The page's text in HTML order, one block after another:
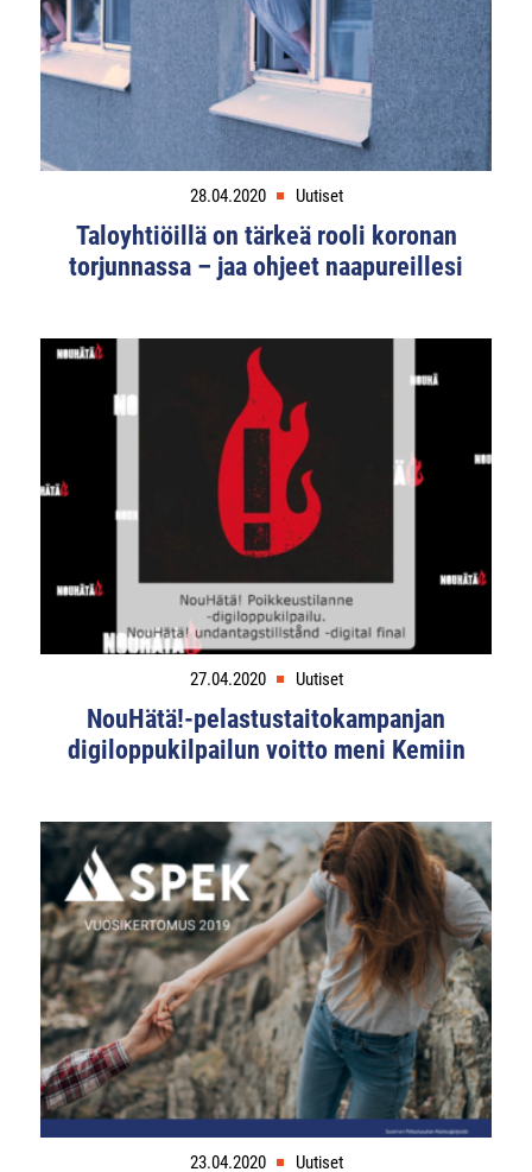
28.04.2020 Uutiset
Taloyhtiöillä on tärkeä rooli koronan
torjunnassa – jaa ohjeet naapureillesi
27.04.2020 Uutiset
NouHätä!-pelastustaitokampanjan
digiloppukilpailun voitto meni Kemiin
23.04.2020 Uutiset